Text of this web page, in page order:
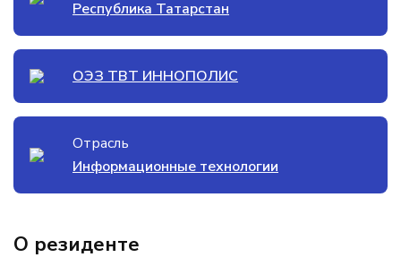
Республика Татарстан
ОЭЗ ТВТ ИННОПОЛИС
Отрасль
Информационные технологии
О резиденте